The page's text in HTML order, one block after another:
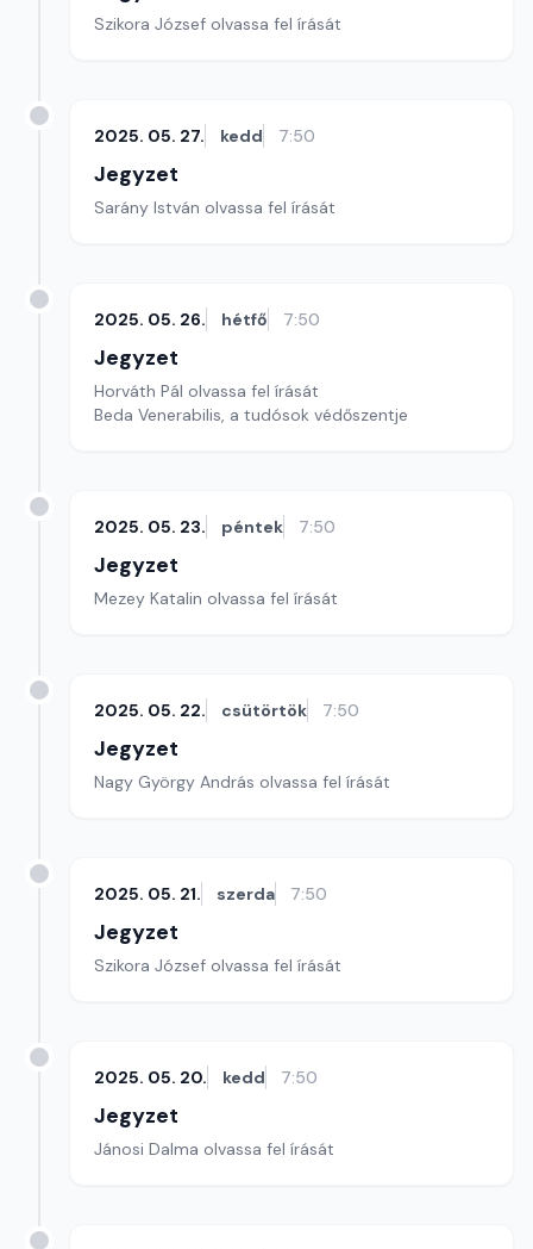
Szikora József olvassa fel írását
2025. 05. 27. kedd 7:50
Jegyzet
Sarány István olvassa fel írását
2025. 05. 26. hétfő 7:50
Jegyzet
Horváth Pál olvassa fel írását
Beda Venerabilis, a tudósok védőszentje
2025. 05. 23. péntek 7:50
Jegyzet
Mezey Katalin olvassa fel írását
2025. 05. 22. csütörtök 7:50
Jegyzet
Nagy György András olvassa fel írását
2025. 05. 21. szerda 7:50
Jegyzet
Szikora József olvassa fel írását
2025. 05. 20. kedd 7:50
Jegyzet
Jánosi Dalma olvassa fel írását